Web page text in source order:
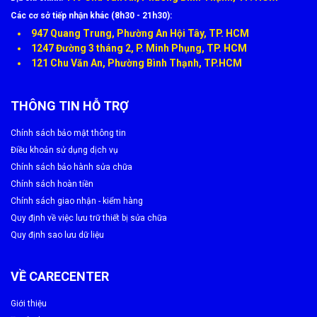
Xuất hiện sọc màn hình hoặc đốm màu lạ
Nếu bạn thấy trên màn hình có các đường sọc ngang, sọc dọc,
vết nhiễu màu hoặc đốm trắng, đen, tím… thì rất có thể tấm nền
mỹ mà còn làm giảm khả năng hiển thị thông tin. Nếu không
được xử lý sớm, các vết lỗi này có thể lan rộng và khiến toàn bộ
màn hình bị hư hỏng.
Cảm ứng kém nhạy hoặc bị loạn
Một dấu hiệu phổ biến khác là cảm ứng phản hồi chậm, không
chính xác hoặc không nhận thao tác chạm. Trong một số
trường hợp, màn hình còn bị "loạn cảm ứng", tự thực hiện thao
tác dù người dùng không chạm vào. Điều này gây khó chịu khi
tin nhắn hoặc xóa dữ liệu.
mà còn có thể làm hỏng các linh kiện khác nếu không được
Các cơ sở tiếp nhận khác (8h30 - 21h30):
947 Quang Trung, Phường An Hội Tây, TP. HCM
1247 Đường 3 tháng 2, P. Minh Phụng, TP. HCM
121 Chu Văn An, Phường Bình Thạnh, TP.HCM
THÔNG TIN HỖ TRỢ
Chính sách bảo mật thông tin
Điều khoản sử dụng dịch vụ
Chính sách bảo hành sửa chữa
Chính sách hoàn tiền
Chính sách giao nhận - kiểm hàng
Quy định về việc lưu trữ thiết bị sửa chữa
Quy định sao lưu dữ liệu
VỀ CARECENTER
Giới thiệu